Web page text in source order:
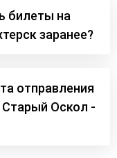
билеты на
заранее?
отправления
Оскол -